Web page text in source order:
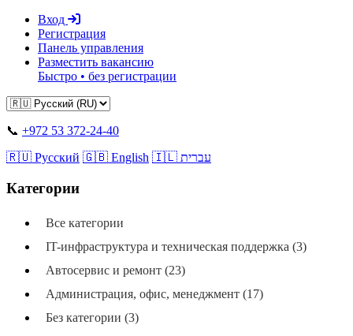
Вход
Регистрация
Панель управления
Разместить вакансию
Быстро • без регистрации
📞 +972 53 372-24-40
🇷🇺 Русский 🇬🇧 English 🇮🇱 עברית
Категории
Все категории
IT-инфраструктура и техническая поддержка (3)
Автосервис и ремонт (23)
Администрация, офис, менеджмент (17)
Без категории (3)